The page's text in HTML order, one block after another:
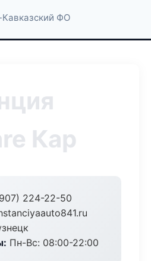
ФО
Кар
224-22-50
Пн-Вс: 08:00-22:00